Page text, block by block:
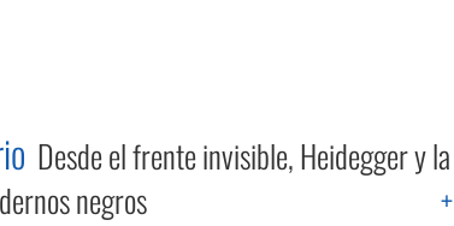
Desde el frente invisible, Heidegger y la
negros
+